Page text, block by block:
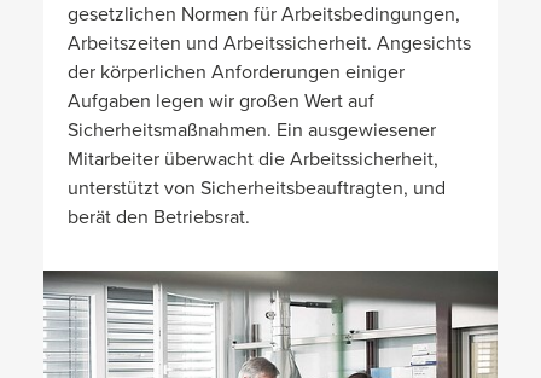
gesetzlichen Normen für Arbeitsbedingungen,
Arbeitszeiten und Arbeitssicherheit. Angesichts
der körperlichen Anforderungen einiger
Aufgaben legen wir großen Wert auf
Sicherheitsmaßnahmen. Ein ausgewiesener
Mitarbeiter überwacht die Arbeitssicherheit,
unterstützt von Sicherheitsbeauftragten, und
berät den Betriebsrat.